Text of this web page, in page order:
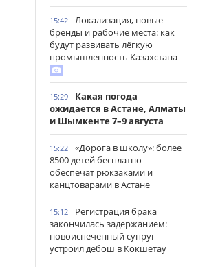
15:42
Локализация, новые
бренды и рабочие места: как
будут развивать лёгкую
промышленность Казахстана
15:29
Какая погода
ожидается в Астане, Алматы
и Шымкенте 7–9 августа
15:22
«Дорога в школу»: более
8500 детей бесплатно
обеспечат рюкзаками и
канцтоварами в Астане
15:12
Регистрация брака
закончилась задержанием:
новоиспеченный супруг
устроил дебош в Кокшетау